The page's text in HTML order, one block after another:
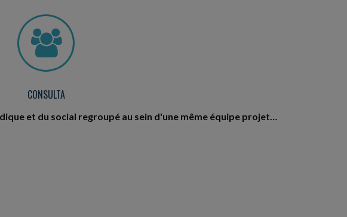
CONSULTA
et du social regroupé au sein d'une même équipe projet…